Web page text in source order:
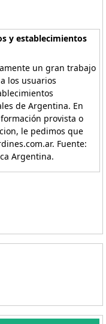
y establecimientos
un gran trabajo
los usuarios
de Argentina. En
provista o
le pedimos que
Fuente:
Argentina.